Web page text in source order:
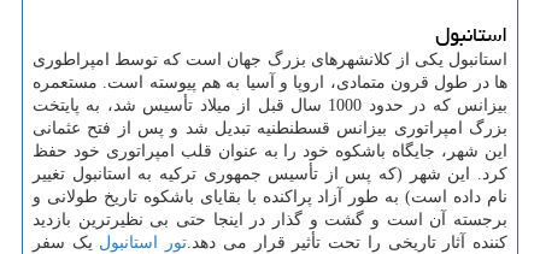
استانبول
استانبول یکی از کلانشهرهای بزرگ جهان است که توسط امپراطوری
ها در طول قرون متمادی، اروپا و آسیا به هم پیوسته است. مستعمره
بیزانس که در حدود 1000 سال قبل از میلاد تأسیس شد، به پایتخت
بزرگ امپراتوری بیزانس قسطنطنیه تبدیل شد و پس از فتح عثمانی
این شهر، جایگاه باشکوه خود را به عنوان قلب امپراتوری خود حفظ
کرد. این شهر (که پس از تأسیس جمهوری ترکیه به استانبول تغییر
نام داده است) به طور آزاد پراکنده با بقایای باشکوه تاریخ طولانی و
برجسته آن است و گشت و گذار در اینجا حتی بی نظیرترین بازدید
کننده آثار تاریخی را تحت تأثیر قرار می دهد.تور استانبول یک سفر